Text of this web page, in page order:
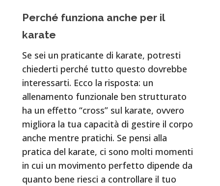
Perché funziona anche per il
karate
Se sei un praticante di karate, potresti
chiederti perché tutto questo dovrebbe
interessarti. Ecco la risposta: un
allenamento funzionale ben strutturato
ha un effetto “cross” sul karate, ovvero
migliora la tua capacità di gestire il corpo
anche mentre pratichi. Se pensi alla
pratica del karate, ci sono molti momenti
in cui un movimento perfetto dipende da
quanto bene riesci a controllare il tuo